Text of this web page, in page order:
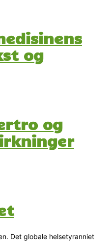
og
og
Det globale helsetyranniet